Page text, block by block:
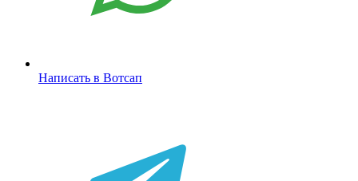
Написать в Вотсап